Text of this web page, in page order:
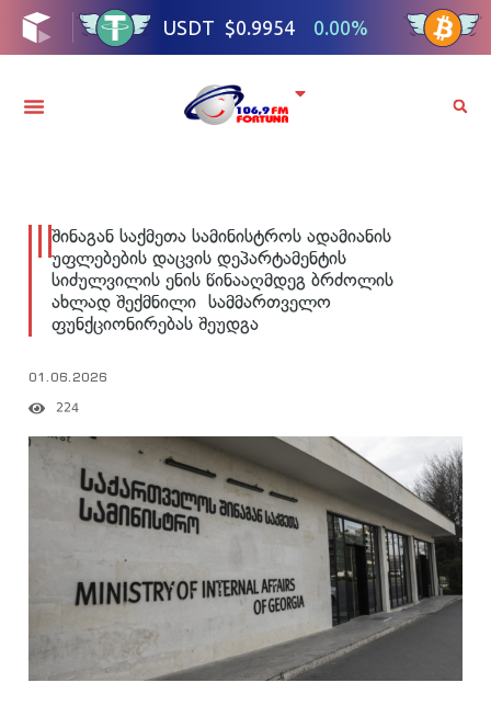
შინაგან საქმეთა სამინისტროს ადამიანის
უფლებების დაცვის დეპარტამენტის
სიძულვილის ენის წინააღმდეგ ბრძოლის
ახლად შექმნილი სამმართველო
ფუნქციონირებას შეუდგა
01.06.2026
224